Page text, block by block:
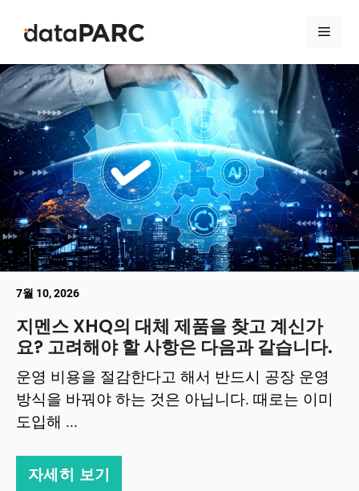
메뉴
7월 10, 2026
지멘스 XHQ의 대체 제품을 찾고 계신가
요? 고려해야 할 사항은 다음과 같습니다.
운영 비용을 절감한다고 해서 반드시 공장 운영
방식을 바꿔야 하는 것은 아닙니다. 때로는 이미
도입해 ...
자세히 보기